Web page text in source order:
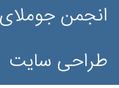
انجمن
طراحی سایت